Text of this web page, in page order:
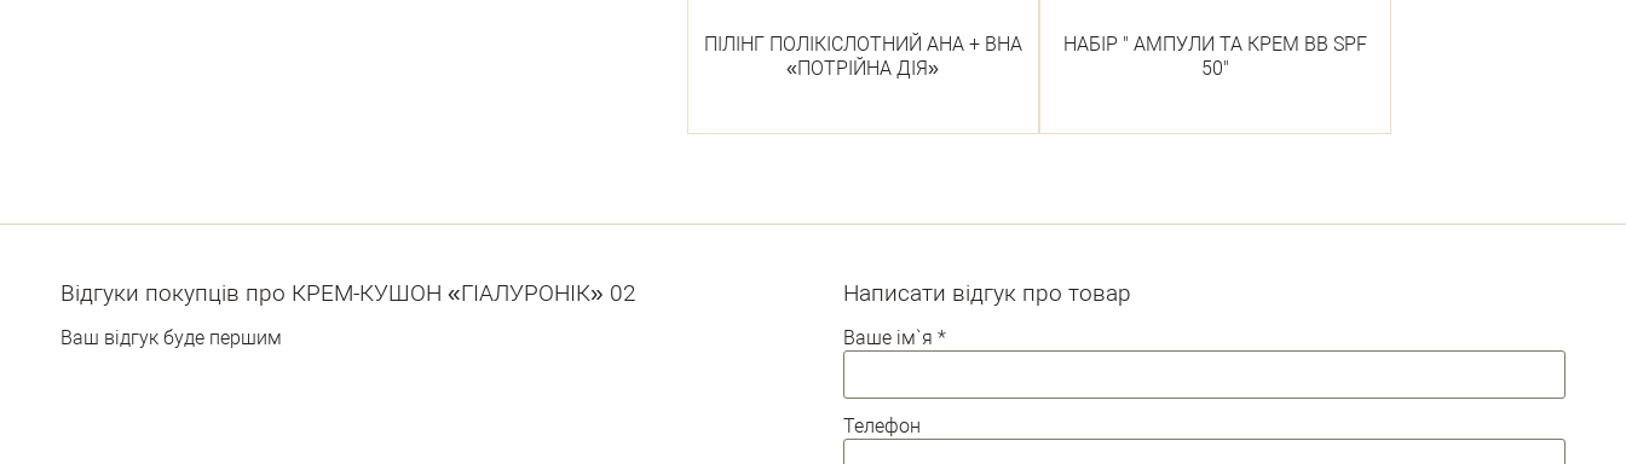
ПІЛІНГ ПОЛІКІСЛОТНИЙ АНА + ВНА
«ПОТРІЙНА ДІЯ»
НАБІР " АМПУЛИ ТА КРЕМ ВВ SPF
50"
Відгуки покупців про КРЕМ-КУШОН «ГІАЛУРОНІК» 02
Ваш відгук буде першим
Написати відгук про товар
Ваше ім`я *
Телефон